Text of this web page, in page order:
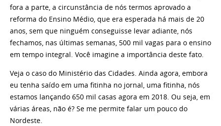
fora a parte, a circunstância de nós termos aprovado a
reforma do Ensino Médio, que era esperada há mais de 20
anos, sem que ninguém conseguisse levar adiante, nós
fechamos, nas últimas semanas, 500 mil vagas para o ensino
em tempo integral. Você imagine a importância deste fato.
Veja o caso do Ministério das Cidades. Ainda agora, embora
eu tenha saído em uma fitinha no jornal, uma fitinha, nós
estamos lançando 650 mil casas agora em 2018. Ou seja, em
várias áreas, não é? Se me permite falar um pouco do
Nordeste.